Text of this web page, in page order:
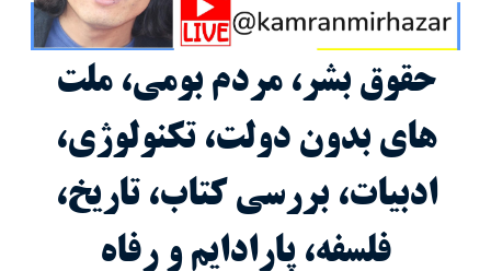
حقوق بشر، مردم بومی، ملت
های بدون دولت، تکنولوژی،
ادبیات، بررسی کتاب، تاریخ،
فلسفه، پارادایم و رفاه